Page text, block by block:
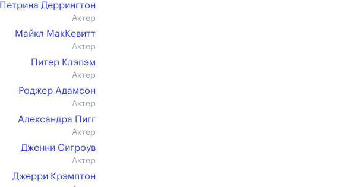
Петрина Деррингтон
Актер
Майкл МакКевитт
Актер
Питер Клэпэм
Актер
Роджер Адамсон
Актер
Александра Пигг
Актер
Дженни Сигроув
Актер
Джерри Крэмптон